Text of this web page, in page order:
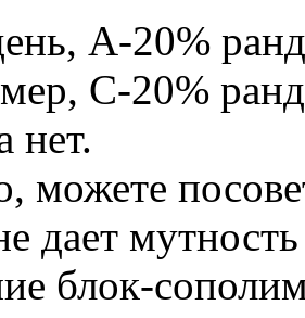
А-20%
С-20%
нет.
можете
дает
блок-